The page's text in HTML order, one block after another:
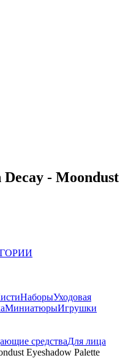
- Moondust
НаборыУходовая
МиниатюрыИгрушки
средстваДля лица
Eyeshadow Palette